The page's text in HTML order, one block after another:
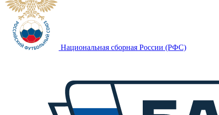
Национальная сборная России (РФС)